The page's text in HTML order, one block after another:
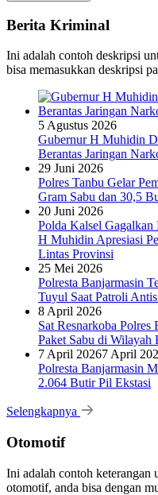
Berita Kriminal
Ini adalah contoh deskripsi
bisa memasukkan deskripsi
5 Agustus 2026
Gubernur H Muhidin
Berantas Jaringan
29 Juni 2026
Polres Tanbu Gelar
Gram Sabu dan 30,5
20 Juni 2026
Polda Kalsel Gagalkan
H Muhidin Apresiasi
Lintas Provinsi
25 Mei 2026
Polresta Banjarmasin
Tuyul Saat Patroli
8 April 2026
Sat Resnarkoba
Paket Sabu di Wilayah
7 April 20267 April
Polresta Banjarmasin
2.064 Butir Pil Ekstasi
Selengkapnya
Otomotif
Ini adalah contoh keterangan
otomotif, anda bisa dengan